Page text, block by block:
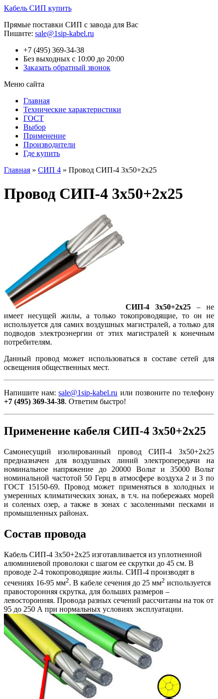
Кабель СИП купить
Прямые поставки СИП с завода для Вас
Пишите: sale@1sip-kabel.ru
+7 (495) 369-34-38
Без выходных с 10:00 до 20:00
Заказать обратный звонок
Меню сайта
Главная
Технические характеристики
ГОСТ
Выбор
Применение
Производители
Где купить
Главная » СИП 4 » Провод СИП-4 3х50+2х25
Провод СИП-4 3х50+2х25
СИП-4 3х50+2х25 – не
имеет несущей жилы, а только токопроводящие, то он не
используется для самих воздушных магистралей, а только для
подводов электроэнергии от этих магистралей к конечным
потребителям.
Данный провод может использоваться в составе сетей для
освещения общественных мест.
Напишите нам:sale@1sip-kabel.ru или позвоните по телефону
+7 (495) 369-34-38. Ответим быстро!
Применение кабеля СИП-4 3х50+2х25
Самонесущий изолированный провод СИП-4 3х50+2х25
предназначен для воздушных линий электропередачи на
номинальное напряжение до 20000 Вольт и 35000 Вольт
номинальной частотой 50 Герц в атмосфере воздуха 2 и 3 по
ГОСТ 15150-69. Провод может применяться в холодных и
умеренных климатических зонах, в т.ч. на побережьях морей
и соленых озер, а также в зонах с засоленными песками и
промышленных районах.
Состав провода
Кабель СИП-4 3х50+2х25 изготавливается из уплотненной
алюминиевой проволоки с шагом ее скрутки до 45 см. В
проводе 2-4 токопроводящие жилы. СИП-4 производят в
сечениях 16-95 мм2. В кабеле сечения до 25 мм2 используется
правосторонняя скрутка, для больших размеров –
левосторонняя. Провода разных сечений рассчитаны на ток от
95 до 250 А при нормальных условиях эксплуатации.